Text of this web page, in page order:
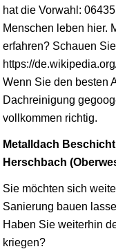
hat die Vorwahl:
Menschen leben hier.
erfahren? Schauen
https://
Wenn Sie den besten
Dachreinigung
vollkommen richtig.
Metalldach
Herschbach
Sie möchten sich
Sanierung bauen
Haben Sie weiterhin
kriegen?